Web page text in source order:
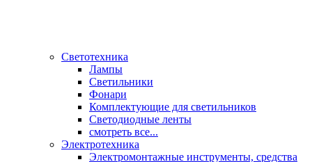
Светотехника
Лампы
Светильники
Фонари
Комплектующие для светильников
Светодиодные ленты
смотреть все...
Электротехника
Электромонтажные инструменты, средства